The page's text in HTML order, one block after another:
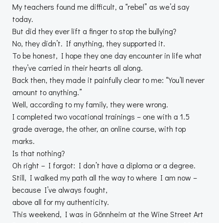
My teachers found me difficult, a “rebel” as we’d say
today.
But did they ever lift a finger to stop the bullying?
No, they didn’t. If anything, they supported it.
To be honest, I hope they one day encounter in life what
they’ve carried in their hearts all along.
Back then, they made it painfully clear to me: “You’ll never
amount to anything.”
Well, according to my family, they were wrong.
I completed two vocational trainings – one with a 1.5
grade average, the other, an online course, with top
marks.
Is that nothing?
Oh right – I forgot: I don’t have a diploma or a degree.
Still, I walked my path all the way to where I am now –
because I’ve always fought,
above all for my authenticity.
This weekend, I was in Gönnheim at the Wine Street Art